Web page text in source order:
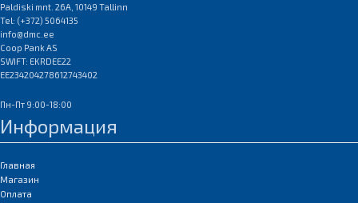
Paldiski mnt. 26A, 10149 Tallinn
Tel: (+372) 5064135
info@dmc.ee
Coop Pank AS
SWIFT: EKRDEE22
EE234204278612743402
Пн-Пт 9:00-18:00
Информация
Главная
Магазин
Оплата